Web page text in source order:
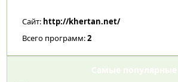
Сайт: http://khertan.net/
Всего программ:2
Самые популярные